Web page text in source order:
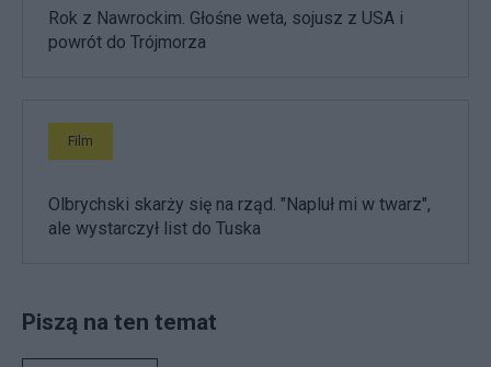
Rok z Nawrockim. Głośne weta, sojusz z USA i
powrót do Trójmorza
Film
Olbrychski skarży się na rząd. "Napluł mi w twarz",
ale wystarczył list do Tuska
Piszą na ten temat